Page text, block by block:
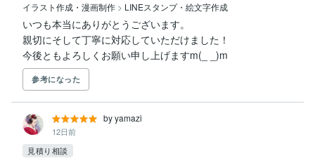
イラスト作成・漫画制作 > LINEスタンプ・絵文字作成
いつも本当にありがとうございます。
親切にそして丁寧に対応していただけました！
今後ともよろしくお願い申し上げますm(_ _)m
参考になった
by yamazi
12日前
見積り相談